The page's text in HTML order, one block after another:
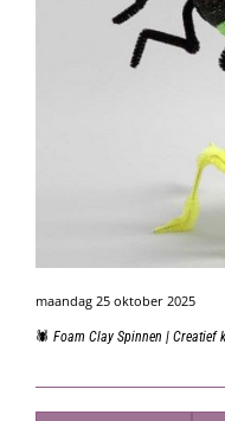
maandag 25 oktober 2025
🕷️ Foam Clay Spinnen | Creatief